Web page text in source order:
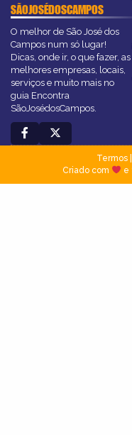
SÃOJOSÉDOSCAMPOS
O melhor de São José dos
Campos num só lugar!
Dicas, onde ir, o que fazer, as
melhores empresas, locais,
serviços e muito mais no
guia Encontra
SãoJosédosCampos.
Termos|
Criado com
e